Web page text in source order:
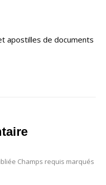
apostilles de documents
Champs requis marqués